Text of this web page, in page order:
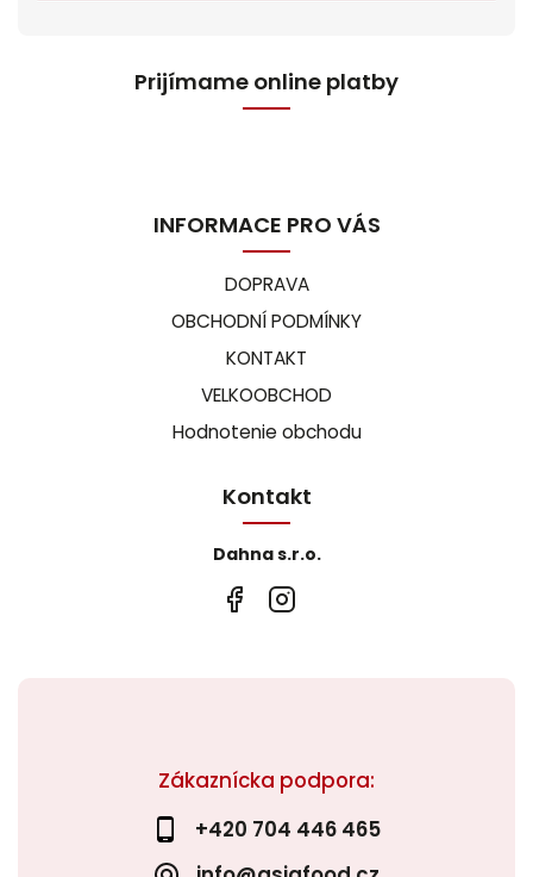
Zákaznícka podpora:
+420 704 446 465
Prijímame online platby
INFORMACE PRO VÁS
DOPRAVA
OBCHODNÍ PODMÍNKY
KONTAKT
VELKOOBCHOD
Hodnotenie obchodu
Kontakt
Dahna s.r.o.